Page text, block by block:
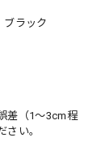
ブラック
差（1～3cm程
い。